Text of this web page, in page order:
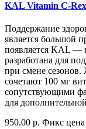
KAL Vitamin C-
Поддержание
является большой
появляется KAL —
разработана для
при смене
сочетают 100 мг
сопутствующими
для
950.00 р. Фикс цена